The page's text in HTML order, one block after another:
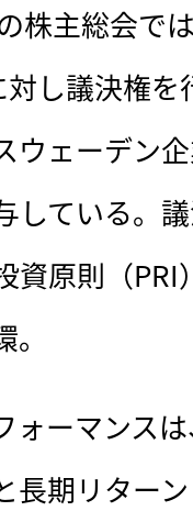
株主総会で
し議決権
ウェーデン
している。
資原則（
ォーマンス
長期リター